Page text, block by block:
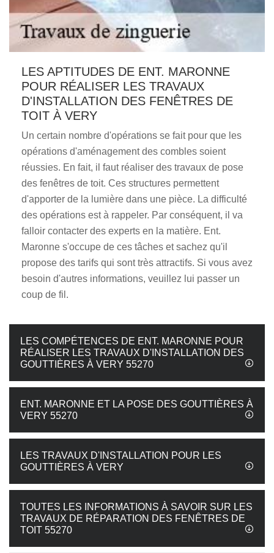
LES APTITUDES DE ENT. MARONNE
POUR RÉALISER LES TRAVAUX
D'INSTALLATION DES FENÊTRES DE
TOIT À VERY
Un certain nombre d'opérations se fait pour que les
opérations d'aménagement des combles soient
réussies. En fait, il faut réaliser des travaux de pose
des fenêtres de toit. Ces structures permettent
d'apporter de la lumière dans une pièce. La difficulté
des opérations est à rappeler. Par conséquent, il va
falloir contacter des experts en la matière. Ent.
Maronne s'occupe de ces tâches et sachez qu'il
propose des tarifs qui sont très attractifs. Si vous avez
besoin d'autres informations, veuillez lui passer un
coup de fil.
LES COMPÉTENCES DE ENT. MARONNE POUR
RÉALISER LES TRAVAUX D'INSTALLATION DES
GOUTTIÈRES À VERY 55270
ENT. MARONNE ET LA POSE DES GOUTTIÈRES À
VERY 55270
LES TRAVAUX D'INSTALLATION POUR LES
GOUTTIÈRES À VERY
TOUTES LES INFORMATIONS À SAVOIR SUR LES
TRAVAUX DE RÉPARATION DES FENÊTRES DE
TOIT 55270